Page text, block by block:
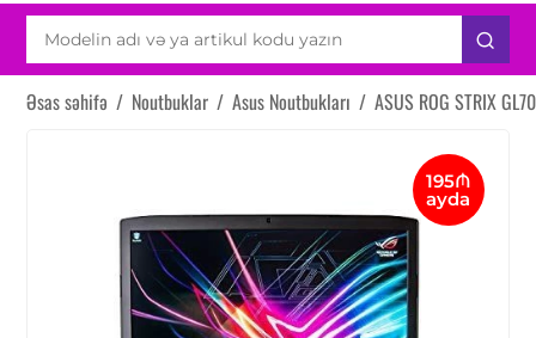
Əsas səhifə / Noutbuklar / Asus Noutbukları / ASUS ROG STRIX
195₼
ayda